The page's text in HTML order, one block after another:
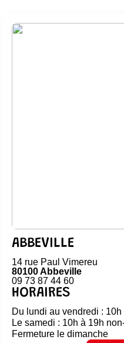
ABBEVILLE
14 rue Paul Vimereu
80100 Abbeville
09 73 87 44 60
HORAIRES
Du lundi au vendredi :
Le samedi : 10h à 19h
Fermeture le dimanche